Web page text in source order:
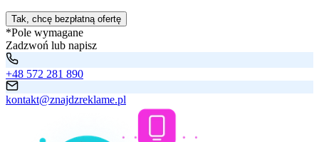
Tak, chcę bezpłatną ofertę
*Pole wymagane
Zadzwoń lub napisz
+48 572 281 890
kontakt@znajdzreklame.pl